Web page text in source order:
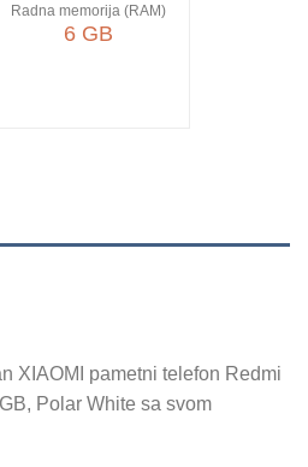
Radna memorija (RAM)
6 GB
XIAOMI pametni telefon Redmi
Polar White sa svom